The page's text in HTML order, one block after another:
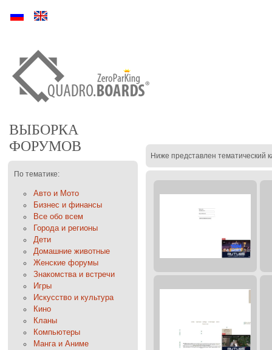
Ру En
ВЫБОРКА
ФОРУМОВ
По тематике:
Авто и Мото
Бизнес и финансы
Все обо всем
Города и регионы
Дети
Домашние животные
Женские форумы
Знакомства и встречи
Игры
Искусство и культура
Кино
Кланы
Компьютеры
Манга и Аниме
Ниже представлен тематический